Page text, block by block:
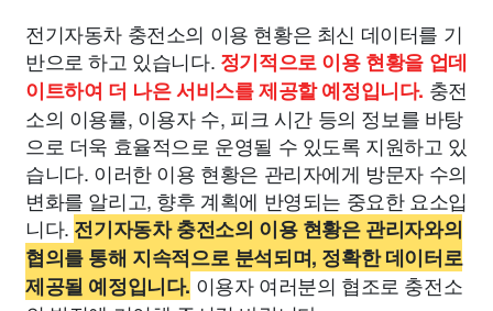
전기자동차 충전소의 이용 현황은 최신 데이터를 기
반으로 하고 있습니다. 정기적으로 이용 현황을 업데
이트하여 더 나은 서비스를 제공할 예정입니다. 충전
소의 이용률, 이용자 수, 피크 시간 등의 정보를 바탕
으로 더욱 효율적으로 운영될 수 있도록 지원하고 있
습니다. 이러한 이용 현황은 관리자에게 방문자 수의
변화를 알리고, 향후 계획에 반영되는 중요한 요소입
니다. 전기자동차 충전소의 이용 현황은 관리자와의
협의를 통해 지속적으로 분석되며, 정확한 데이터로
제공될 예정입니다. 이용자 여러분의 협조로 충전소